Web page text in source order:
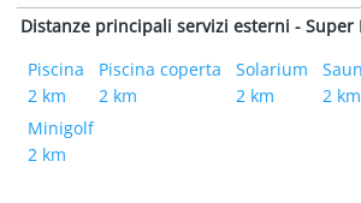
Distanze principali servizi esterni - Super
Piscina
2 km
Piscina coperta
2 km
Solarium
2 km
2 km
Minigolf
2 km